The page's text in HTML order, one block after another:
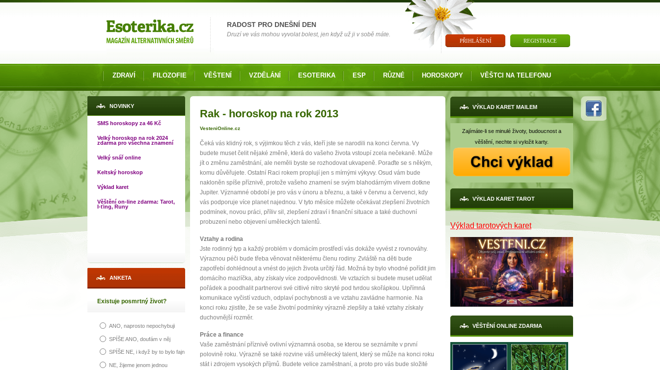
RADOST PRO DNEŠNÍ DEN
Druzí ve vás mohou vyvolat bolest, jen když už ji v sobě máte.
PŘIHLÁŠENÍ REGISTRACE
ZDRAVÍ FILOZOFIE VĚŠTENÍ VZDĚLÁNÍ ESOTERIKA ESP RŮZNÉ HOROSKOPY VĚŠTCI NA TELEFONU
NOVINKY
SMS horoskopy za 46 Kč
Velký horoskop na rok 2024
zdarma pro všechna znamení
Velký snář online
Keltský horoskop
Výklad karet
Věštění on-line zdarma: Tarot,
I-ťing, Runy
ANKETA
Existuje posmrtný život?
ANO, naprosto nepochybuji
SPÍŠE ANO, doufám v něj
SPÍŠE NE, i když by to bylo fajn
NE, žijeme jenom jednou
Rak - horoskop na rok 2013
VesteniOnline.cz
Čeká vás klidný rok, s výjimkou těch z vás, kteří jste se narodili na konci června. Vy
budete muset čelit nějaké změně, která do vašeho života vstoupí zcela nečekaně. Může
jít o změnu zaměstnání, ale neměli byste se rozhodovat ukvapeně. Poraďte se s někým,
komu důvěřujete. Ostatní Raci rokem proplují jen s mírnými výkyvy. Osud vám bude
nakloněn spíše příznivě, protože vašeho znamení se svým blahodárným vlivem dotkne
Jupiter. Významné období je pro vás v únoru a březnu, a také v červnu a červenci, kdy
vás podporuje více planet najednou. V tyto měsíce můžete očekávat zlepšení životních
podmínek, novou práci, příliv sil, zlepšení zdraví i finanční situace a také duchovní
probuzení nebo objevení uměleckých talentů.
Vztahy a rodina
Jste rodinný typ a každý problém v domácím prostředí vás dokáže vyvést z rovnováhy.
Výraznou péči bude třeba věnovat některému členu rodiny. Zvláště na děti bude
zapotřebí dohlédnout a vnést do jejich života určitý řád. Možná by bylo vhodné pořídit jim
domácího mazlíčka, aby získaly více zodpovědnosti. Ve vztazích si budete muset udělat
pořádek a poodhalit partnerovi své citlivé nitro skryté pod tvrdou skořápkou. Upřímná
komunikace vyčistí vzduch, odplaví pochybnosti a ve vztahu zavládne harmonie. Na
konci roku zjistíte, že se vaše životní podmínky výrazně zlepšily a také vztahy získaly
duchovnější rozměr.
Práce a finance
Vaše zaměstnání příznivě ovlivní významná osoba, se kterou se seznámíte v první
polovině roku. Výrazně se také rozvine váš umělecký talent, který se může na konci roku
stát i zdrojem vysokých příjmů. Budete velice zaměstnaní, a proto pro vás bude složité
VÝKLAD KARET MAILEM
Zajímáte-li se minulé životy, budoucnost a
věštění, nechte si vyložit karty.
VÝKLAD KARET TAROT
Výklad tarotových karet
VĚŠTĚNÍ ONLINE ZDARMA